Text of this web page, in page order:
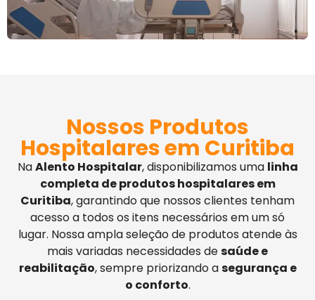
Nossos Produtos
Hospitalares em Curitiba
NaAlento Hospitalar, disponibilizamos uma linha
completa de produtos hospitalares em
Curitiba, garantindo que nossos clientes tenham
acesso a todos os itens necessários em um só
lugar. Nossa ampla seleção de produtos atende às
mais variadas necessidades desaúde e
reabilitação, sempre priorizando asegurança e
o conforto.